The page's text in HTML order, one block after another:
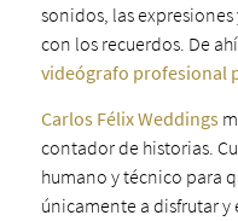
sonidos, las
con los recuerdos. De
videógrafo profesional
Carlos Félix Weddings
contador de historias.
humano y técnico para
únicamente a disfrutar